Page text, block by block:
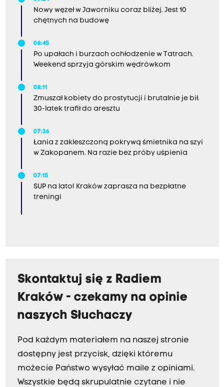
Nowy węzeł w Jaworniku coraz bliżej. Jest 10
chętnych na budowę
08:45
Po upałach i burzach ochłodzenie w Tatrach.
Weekend sprzyja górskim wędrówkom
08:11
Zmuszał kobiety do prostytucji i brutalnie je bił.
30-latek trafił do aresztu
07:36
Łania z zakleszczoną pokrywą śmietnika na szyi
w Zakopanem. Na razie bez próby uśpienia
07:15
SUP na lato! Kraków zaprasza na bezpłatne
treningi
Skontaktuj się z Radiem
Kraków - czekamy na opinie
naszych Słuchaczy
Pod każdym materiałem na naszej stronie
dostępny jest przycisk, dzięki któremu
możecie Państwo wysyłać maile z opiniami.
Wszystkie będą skrupulatnie czytane i nie